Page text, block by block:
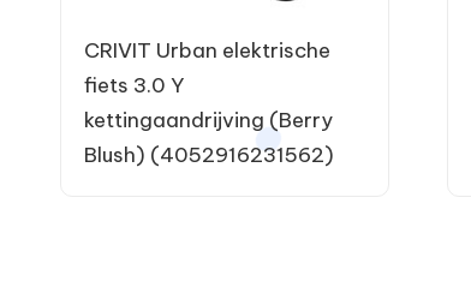
CRIVIT Urban elektrische
fiets 3.0 Y
kettingaandrijving (Berry
Blush) (4052916231562)